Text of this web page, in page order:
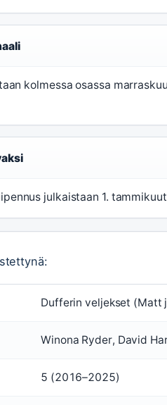
kolmessa osassa
julkaistaan 1.
Dufferin veljekset (Matt
Winona Ryder, David
5 (2016–2025)